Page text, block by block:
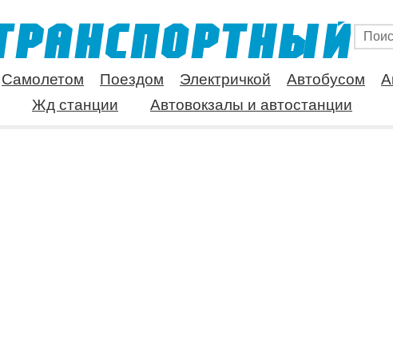
Самолетом Поездом Электричкой Автобусом
Жд станции Автовокзалы и автостанции